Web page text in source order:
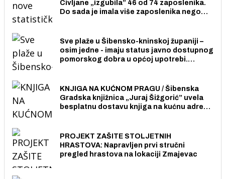
Civljane „izgubila” 46 od 74 zaposlenika.
Do sada je imala više zaposlenika nego
Sve plaže u Šibensko-kninskoj županiji –
osim jedne - imaju status javno dostupnog
pomorskog dobra u općoj upotrebi.
KNJIGA NA KUĆNOM PRAGU / Šibenska
Gradska knjižnica „Juraj Šižgorić” uvela
besplatnu dostavu knjiga na kućnu adresu
PROJEKT ZAŠITE STOLJETNIH
HRASTOVA: Napravljen prvi stručni
pregled hrastova na lokaciji Zmajevac